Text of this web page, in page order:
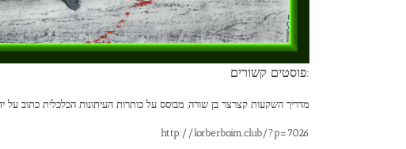
פוסטים קשורים:
מדריך השקעות קצרצר בן שורה, מבוסס על כותרות העיתונות הכלכלית כתוב על
http://lorberboim.club/?p=7026